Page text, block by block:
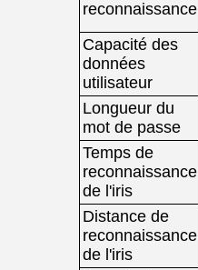
reconnaissance
Capacité des
données
utilisateur
Longueur du
mot de passe
Temps de
reconnaissance
de l'iris
Distance de
reconnaissance
de l'iris